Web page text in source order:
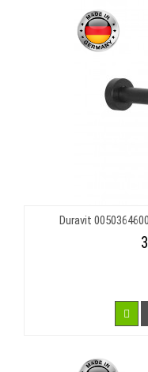
Duravit